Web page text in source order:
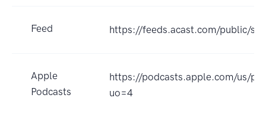
Feed https://feeds.acast.com/public/
Apple
Podcasts
https://podcasts.apple.com/us/
uo=4